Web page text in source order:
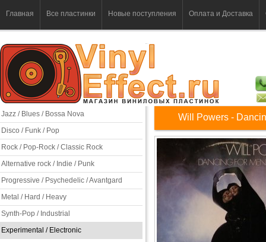
Главная Все пластинки Новые поступления Оплата и Доставка
Jazz / Blues / Bossa Nova
Disco / Funk / Pop
Rock / Pop-Rock / Classic Rock
Alternative rock / Indie / Punk
Progressive / Psychedelic / Avantgard
Metal / Hard / Heavy
Synth-Pop / Industrial
Experimental / Electronic
Will Powers -